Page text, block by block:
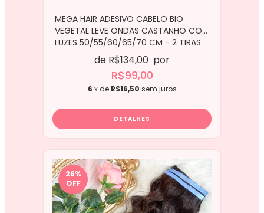
MEGA HAIR ADESIVO CABELO BIO
VEGETAL LEVE ONDAS CASTANHO COM
LUZES 50/55/60/65/70 CM - 2 TIRAS
deR$134,00 por
R$99,00
6 x de R$16,50 sem juros
DETALHES
26%
OFF